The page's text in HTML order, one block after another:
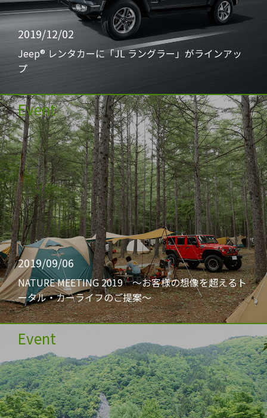
2019/12/02
Jeep® レンタカーに「JL ラングラー」がラインアッ
プ
Event
2019/09/06
NATURE MEETING 2019 〜お客様の想像を超えるト
ータル・カーライフのご提案〜
Event